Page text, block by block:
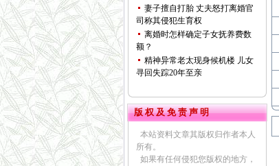
妻子擅自打胎 丈夫怒打离婚官
司称其侵犯生育权
离婚时怎样确定子女抚养费数
额？
精神异常老太现身候机楼 儿女
寻回失踪20年至亲
版 权 及 免 责 声 明
本站资料文章其版权归作者本人
所有。
如果有任何侵犯您版权的地方，